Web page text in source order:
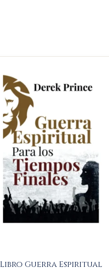
Libro Guerra Espiritual
$45.000.